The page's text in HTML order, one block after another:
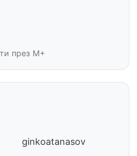
през M+
ginkoatanasov